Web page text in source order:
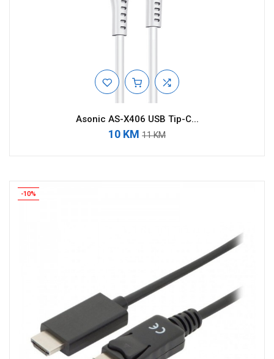
Asonic AS-X406 USB Tip-C...
10 KM 11 KM
-10%